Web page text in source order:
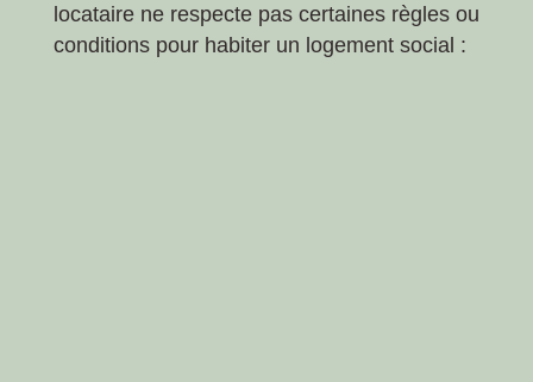
locataire ne respecte pas certaines règles ou
conditions pour habiter un logement social :